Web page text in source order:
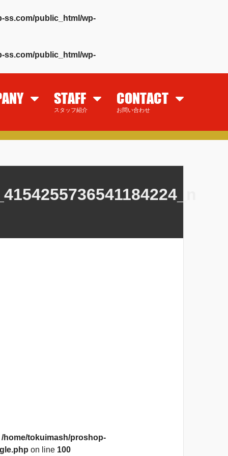
ss.com/public_html/wp-
ss.com/public_html/wp-
STAFF
スタッフ紹介
CONTACT
お問い合わせ
/home/tokuimash/proshop-
on line 100